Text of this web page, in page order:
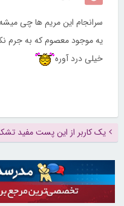
سرانجام این مریم ها چی
یه موجود معصوم که به جرم
خیلی درد آوره
یک کاربر از این پست مفید